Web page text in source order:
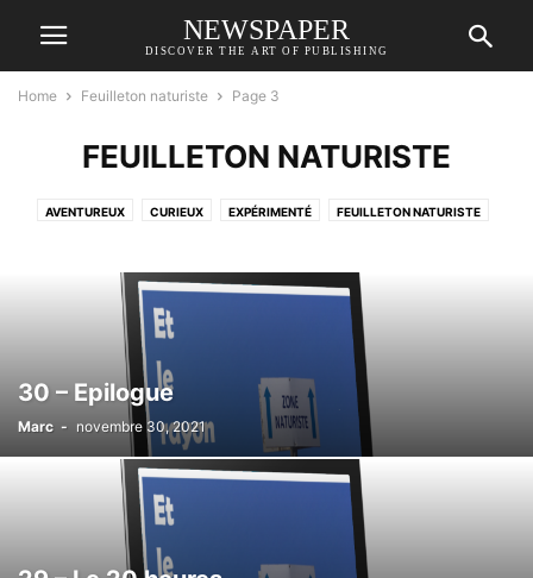
NEWSPAPER
DISCOVER THE ART OF PUBLISHING
Home Feuilleton naturiste Page 3
FEUILLETON NATURISTE
AVENTUREUX CURIEUX EXPÉRIMENTÉ FEUILLETON NATURISTE
30 – Epilogue
Marc - novembre 30, 2021